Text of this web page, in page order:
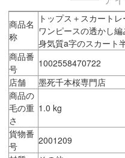
商品名
称
トップス＋スカート
ワンピースの透かし
身気質a字のスカート
商品番
号
1002558470722
店舗
墨死千本桜専門店
商品の
毛の重
さ
1.0 kg
貨物番
号
2001209